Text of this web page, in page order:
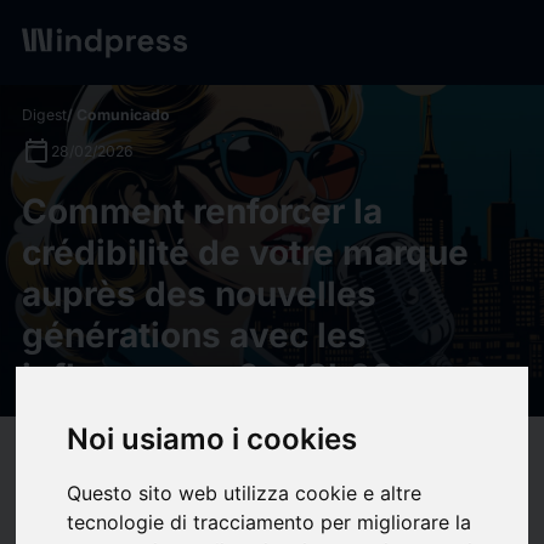
Noi usiamo i cookies
Questo sito web utilizza cookie e altre
tecnologie di tracciamento per migliorare la
Digest/ Comunicado
calendar_today 28/02/2026
Comment renforcer la
crédibilité de votre marque
auprès des nouvelles
générations avec les
influenceurs ? - 18h08
help
Ahorrar(0)bookmark_border upload Compartir